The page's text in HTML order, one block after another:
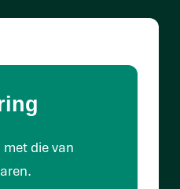
die van